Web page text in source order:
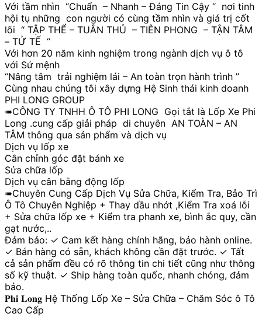
Với tầm nhìn “Chuẩn – Nhanh – Đáng Tin Cậy “ nơi tinh
hội tụ những con người có cùng tầm nhìn và giá trị cốt
lõi “ TẬP THỂ – TUÂN THỦ – TIÊN PHONG – TẬN TÂM
– TỬ TẾ “
Với hơn 20 năm kinh nghiệm trong ngành dịch vụ ô tô
với Sứ mệnh
“Nâng tâm trải nghiệm lái – An toàn trọn hành trình ”
Cùng nhau chúng tôi xây dựng Hệ Sinh thái kinh doanh
PHI LONG GROUP
➠CÔNG TY TNHH Ô TÔ PHI LONG Gọi tắt là Lốp Xe Phi
Long .cung cấp giải pháp di chuyên AN TOÀN – AN
TÂM thông qua sản phẩm và dịch vụ
Dịch vụ lốp xe
Cân chỉnh góc đặt bánh xe
Sửa chữa lốp
Dịch vụ cân bằng động lốp
➠Chuyên Cung Cấp Dịch Vụ Sửa Chữa, Kiểm Tra, Bảo Trì
Ô Tô Chuyên Nghiệp + Thay dầu nhớt ,Kiểm Tra xoá lỗi
+ Sửa chữa lốp xe + Kiểm tra phanh xe, bình ắc quy, cần
gạt nước,..
Đảm bảo: ✓ Cam kết hàng chính hãng, bảo hành online.
✓ Bán hàng có sẵn, khách không cần đặt trước. ✓ Tất
cả sản phẩm đều có rõ thông tin chi tiết cũng như thông
số kỹ thuật. ✓ Ship hàng toàn quốc, nhanh chóng, đảm
bảo.
𝐏𝐡𝐢 𝐋𝐨𝐧𝐠 Hệ Thống Lốp Xe – Sửa Chữa – Chăm Sóc ô Tô
Cao Cấp